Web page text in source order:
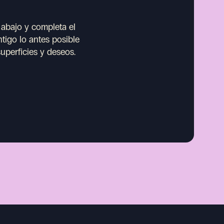
y completa el
lo antes posible
y deseos.